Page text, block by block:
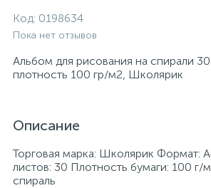
Код: 0198634
Пока нет отзывов
Альбом для рисования на спирали
плотность 100 гр/м2, Школярик
Описание
Торговая марка: Школярик Формат:
листов: 30 Плотность бумаги: 100 г/
спираль